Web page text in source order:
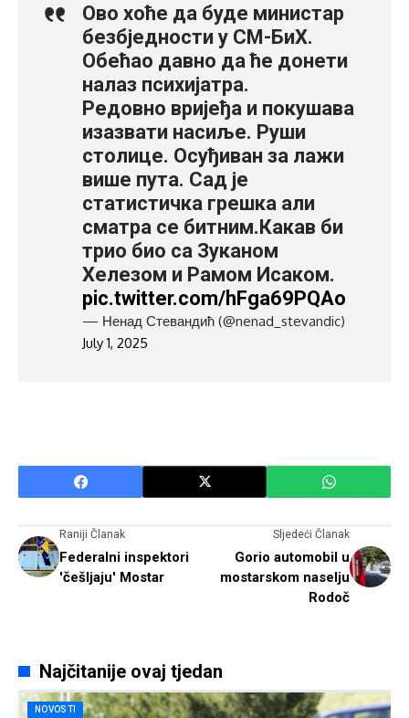
Ово хоће да буде министар
безбједности у СМ-БиХ.
Обећао давно да ће донети
налаз психијатра.
Редовно вријеђа и покушава
изазвати насиље. Руши
столице. Осуђиван за лажи
више пута. Сад је
статистичка грешка али
сматра се битним.Какав би
трио био са Зуканом
Хелезом и Рамом Исаком.
pic.twitter.com/hFga69PQAo
— Ненад Стевандић (@nenad_stevandic)
July 1, 2025
Raniji Članak
Federalni inspektori
'češljaju' Mostar
Sljedeći Članak
Gorio automobil u
mostarskom naselju
Rodoč
Najčitanije ovaj tjedan
NOVOSTI